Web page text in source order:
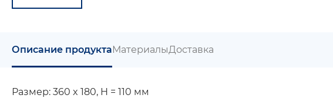
Описание продуктаМатериалыДоставка
Размер: 360 x 180, H = 110 мм